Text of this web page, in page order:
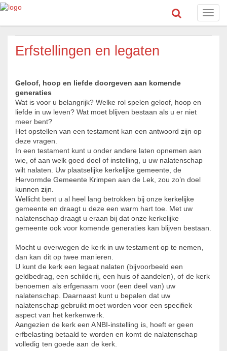
Erfstellingen en legaten
Geloof, hoop en liefde doorgeven aan komende
generaties
Wat is voor u belangrijk? Welke rol spelen geloof, hoop en
liefde in uw leven? Wat moet blijven bestaan als u er niet
meer bent?
Het opstellen van een testament kan een antwoord zijn op
deze vragen.
In een testament kunt u onder andere laten opnemen aan
wie, of aan welk goed doel of instelling, u uw nalatenschap
wilt nalaten. Uw plaatselijke kerkelijke gemeente, de
Hervormde Gemeente Krimpen aan de Lek, zou zo’n doel
kunnen zijn.
Wellicht bent u al heel lang betrokken bij onze kerkelijke
gemeente en draagt u deze een warm hart toe. Met uw
nalatenschap draagt u eraan bij dat onze kerkelijke
gemeente ook voor komende generaties kan blijven bestaan.
Mocht u overwegen de kerk in uw testament op te nemen,
dan kan dit op twee manieren.
U kunt de kerk een legaat nalaten (bijvoorbeeld een
geldbedrag, een schilderij, een huis of aandelen), of de kerk
benoemen als erfgenaam voor (een deel van) uw
nalatenschap. Daarnaast kunt u bepalen dat uw
nalatenschap gebruikt moet worden voor een specifiek
aspect van het kerkenwerk.
Aangezien de kerk een ANBI-instelling is, hoeft er geen
erfbelasting betaald te worden en komt de nalatenschap
volledig ten goede aan de kerk.